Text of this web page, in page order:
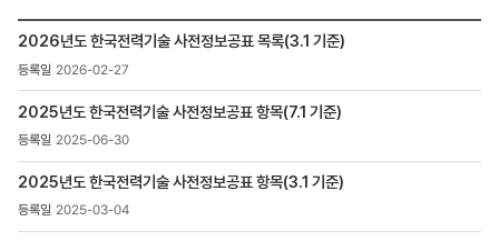
>
사전정보공표
>
공표목록
목록
번호,
등록일
2026년도 한국전력기술 사전정보공표 목록(3.1 기준)
2026-02-27
2025년도 한국전력기술 사전정보공표 항목(7.1 기준)
2025-06-30
2025년도 한국전력기술 사전정보공표 항목(3.1 기준)
2025-03-04